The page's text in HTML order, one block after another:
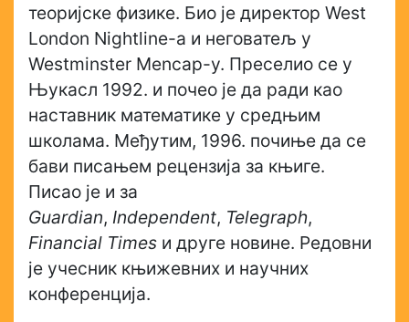
теоријске физике. Био је директор West
London Nightline-a и неговатељ у
Westminster Mencap-у. Преселио се у
Њукасл 1992. и почео је да ради као
наставник математике у средњим
школама. Међутим, 1996. почиње да се
бави писањем рецензија за књиге.
Писао је и за
Guardian, Independent, Telegraph,
Financial Times и друге новине. Редовни
је учесник књижевних и научних
конференција.